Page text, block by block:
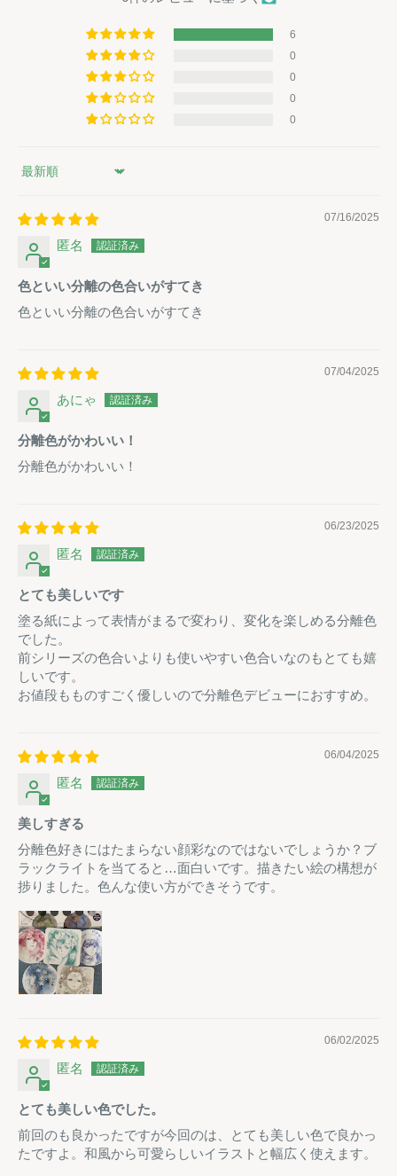
6
0
0
0
0
Sort by
07/16/2025
匿名
色といい分離の色合いがすてき
色といい分離の色合いがすてき
07/04/2025
あにゃ
分離色がかわいい！
分離色がかわいい！
06/23/2025
匿名
とても美しいです
塗る紙によって表情がまるで変わり、変化を楽しめる分離色
でした。
前シリーズの色合いよりも使いやすい色合いなのもとても嬉
しいです。
お値段もものすごく優しいので分離色デビューにおすすめ。
06/04/2025
匿名
美しすぎる
分離色好きにはたまらない顔彩なのではないでしょうか？ブ
ラックライトを当てると…面白いです。描きたい絵の構想が
捗りました。色んな使い方ができそうです。
06/02/2025
匿名
とても美しい色でした。
前回のも良かったですが今回のは、とても美しい色で良かっ
たですよ。和風から可愛らしいイラストと幅広く使えます。